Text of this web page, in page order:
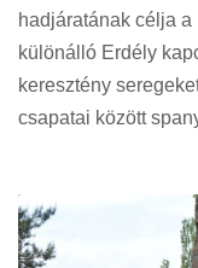
hadjáratának célja
különálló Erdély
keresztény
csapatai között